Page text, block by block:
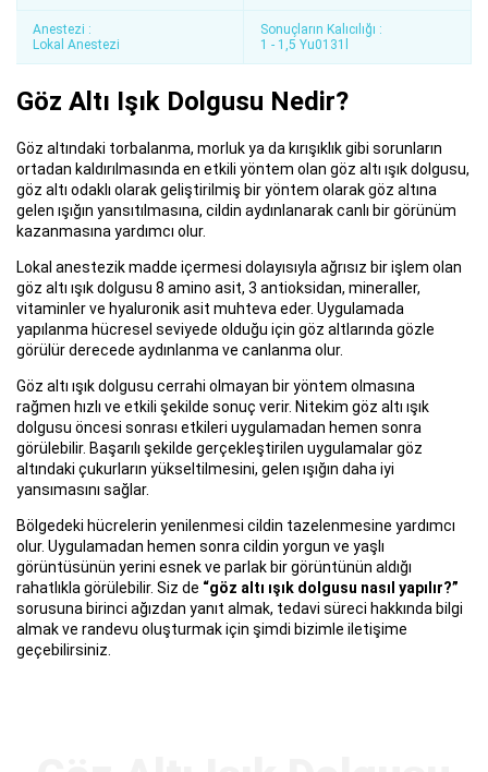
Anestezi :
Lokal Anestezi
Sonuçların Kalıcılığı :
1 - 1,5 Yu0131l
Göz Altı Işık Dolgusu Nedir?
Göz altındaki torbalanma, morluk ya da kırışıklık gibi sorunların
ortadan kaldırılmasında en etkili yöntem olan göz altı ışık dolgusu,
göz altı odaklı olarak geliştirilmiş bir yöntem olarak göz altına
gelen ışığın yansıtılmasına, cildin aydınlanarak canlı bir görünüm
kazanmasına yardımcı olur.
Lokal anestezik madde içermesi dolayısıyla ağrısız bir işlem olan
göz altı ışık dolgusu 8 amino asit, 3 antioksidan, mineraller,
vitaminler ve hyaluronik asit muhteva eder. Uygulamada
yapılanma hücresel seviyede olduğu için göz altlarında gözle
görülür derecede aydınlanma ve canlanma olur.
Göz altı ışık dolgusu cerrahi olmayan bir yöntem olmasına
rağmen hızlı ve etkili şekilde sonuç verir. Nitekim göz altı ışık
dolgusu öncesi sonrası etkileri uygulamadan hemen sonra
görülebilir. Başarılı şekilde gerçekleştirilen uygulamalar göz
altındaki çukurların yükseltilmesini, gelen ışığın daha iyi
yansımasını sağlar.
Bölgedeki hücrelerin yenilenmesi cildin tazelenmesine yardımcı
olur. Uygulamadan hemen sonra cildin yorgun ve yaşlı
görüntüsünün yerini esnek ve parlak bir görüntünün aldığı
rahatlıkla görülebilir. Siz de “göz altı ışık dolgusu nasıl yapılır?”
sorusuna birinci ağızdan yanıt almak, tedavi süreci hakkında bilgi
almak ve randevu oluşturmak için şimdi bizimle iletişime
geçebilirsiniz.